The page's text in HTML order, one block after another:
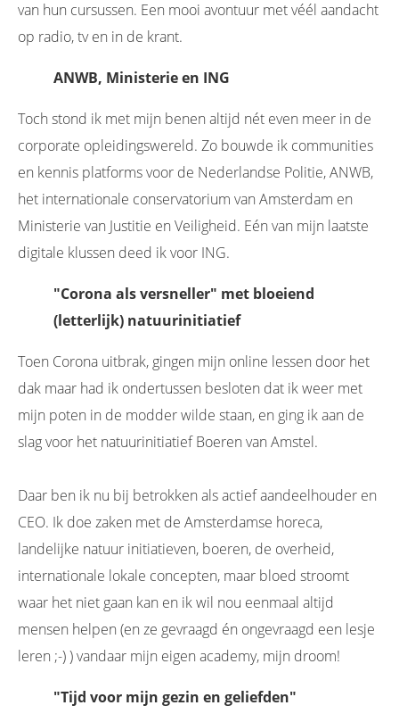
van hun cursussen. Een mooi avontuur met véél aandacht
op radio, tv en in de krant.
ANWB, Ministerie en ING
Toch stond ik met mijn benen altijd nét even meer in de
corporate opleidingswereld. Zo bouwde ik communities
en kennis platforms voor de Nederlandse Politie, ANWB,
het internationale conservatorium van Amsterdam en
Ministerie van Justitie en Veiligheid. Eén van mijn laatste
digitale klussen deed ik voor ING.
"Corona als versneller" met bloeiend
(letterlijk) natuurinitiatief
Toen Corona uitbrak, gingen mijn online lessen door het
dak maar had ik ondertussen besloten dat ik weer met
mijn poten in de modder wilde staan, en ging ik aan de
slag voor het natuurinitiatief Boeren van Amstel.
Daar ben ik nu bij betrokken als actief aandeelhouder en
CEO. Ik doe zaken met de Amsterdamse horeca,
landelijke natuur initiatieven, boeren, de overheid,
internationale lokale concepten, maar bloed stroomt
waar het niet gaan kan en ik wil nou eenmaal altijd
mensen helpen (en ze gevraagd én ongevraagd een lesje
leren ;-) ) vandaar mijn eigen academy, mijn droom!
"Tijd voor mijn gezin en geliefden"